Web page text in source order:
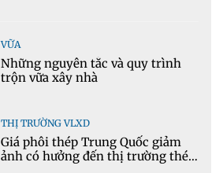
VỮA
Những nguyên tắc và quy trình
trộn vữa xây nhà
THỊ TRƯỜNG VLXD
Giá phôi thép Trung Quốc giảm
ảnh có hưởng đến thị trường thép